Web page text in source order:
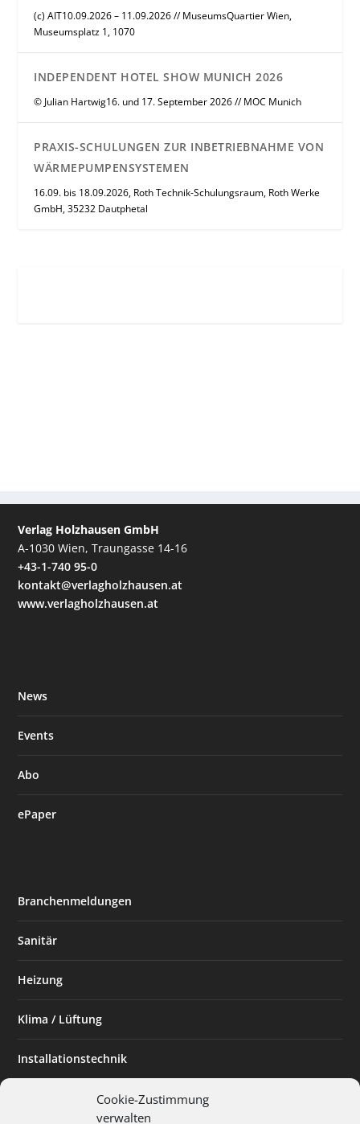
Cookie-Zustimmung
verwalten
(c) AIT10.09.2026 – 11.09.2026 // MuseumsQuartier Wien,
Museumsplatz 1, 1070
INDEPENDENT HOTEL SHOW MUNICH 2026
© Julian Hartwig16. und 17. September 2026 // MOC Munich
PRAXIS-SCHULUNGEN ZUR INBETRIEBNAHME VON
WÄRMEPUMPENSYSTEMEN
16.09. bis 18.09.2026, Roth Technik-Schulungsraum, Roth Werke
GmbH, 35232 Dautphetal
Verlag Holzhausen GmbH
A-1030 Wien, Traungasse 14-16
+43-1-740 95-0
kontakt@verlagholzhausen.at
www.verlagholzhausen.at
News
Events
Abo
ePaper
Branchenmeldungen
Sanitär
Heizung
Klima / Lüftung
Installationstechnik
Planen & Bauen